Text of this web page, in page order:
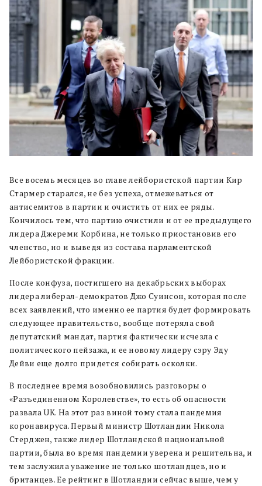
Все восемь месяцев во главе лейбористской партии Кир
Стармер старался, не без успеха, отмежеваться от
антисемитов в партии и очистить от них ее ряды.
Кончилось тем, что партию очистили и от ее предыдущего
лидера Джереми Корбина, не только приостановив его
членство, но и выведя из состава парламентской
Лейбористской фракции.
После конфуза, постигшего на декабрьских выборах
лидералиберал-демократов Джо Суинсон, которая после
всех заявлений, что именно ее партия будет формировать
следующее правительство, вообще потеряла свой
депутатский мандат, партия фактически исчезла с
политического пейзажа, и ее новому лидеру сэру Эду
Дейви еще долго придется собирать осколки.
В последнее время возобновились разговоры о
«Разъединенном Королевстве», то есть об опасности
развала UK. На этот раз виной тому стала пандемия
коронавируса. Первый министр Шотландии Никола
Стерджен, также лидер Шотландской национальной
партии, была во время пандемии уверена и решительна, и
тем заслужила уважение не только шотландцев, но и
британцев. Ее рейтинг в Шотландии сейчас выше, чем у